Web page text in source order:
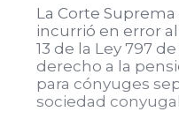
La Corte Suprema
incurrió en error
13 de la Ley 797
derecho a la
para cónyuges
sociedad